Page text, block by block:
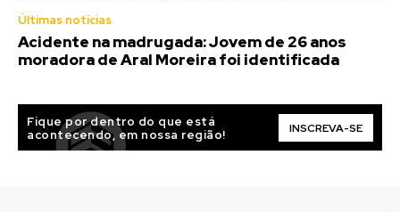
Últimas notícias
Acidente na madrugada: Jovem de 26 anos
moradora de Aral Moreira foi identificada
Fique por dentro do que está
acontecendo, em nossa região!
INSCREVA-SE